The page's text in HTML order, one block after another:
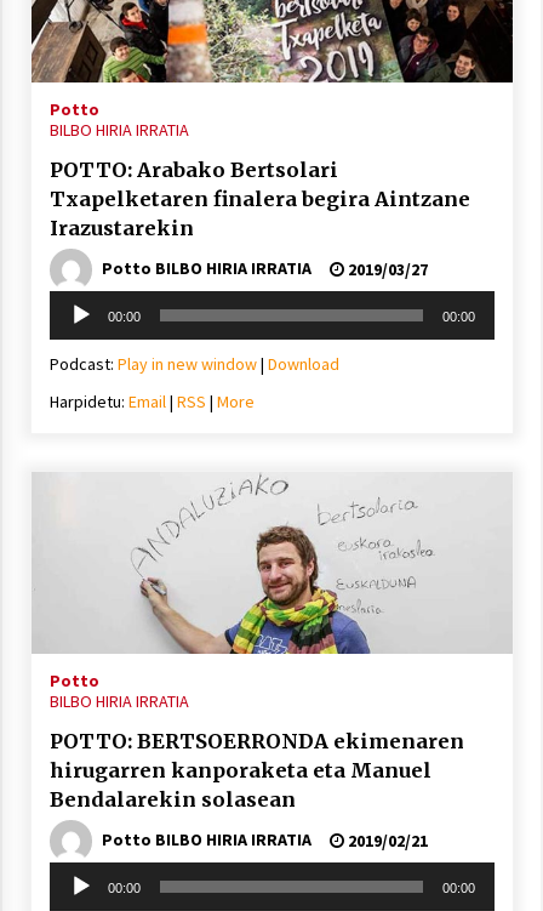
Potto
BILBO HIRIA IRRATIA
POTTO: Arabako Bertsolari
Txapelketaren finalera begira Aintzane
Irazustarekin
Potto BILBO HIRIA IRRATIA
2019/03/27
Soinu
erreproduzigailua
00:00 00:00
Podcast: Play in new window| Download
Harpidetu: Email| RSS | More
Potto
BILBO HIRIA IRRATIA
POTTO: BERTSOERRONDA ekimenaren
hirugarren kanporaketa eta Manuel
Bendalarekin solasean
Potto BILBO HIRIA IRRATIA
2019/02/21
Soinu
erreproduzigailua
00:00 00:00